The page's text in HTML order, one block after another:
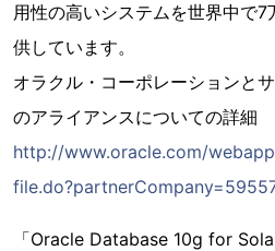
用性の高いシステムを世界中で
供しています。
オラクル・コーポレーションと
のアライアンスについての詳細
http://www.oracle.com/
「Oracle Database 10g for